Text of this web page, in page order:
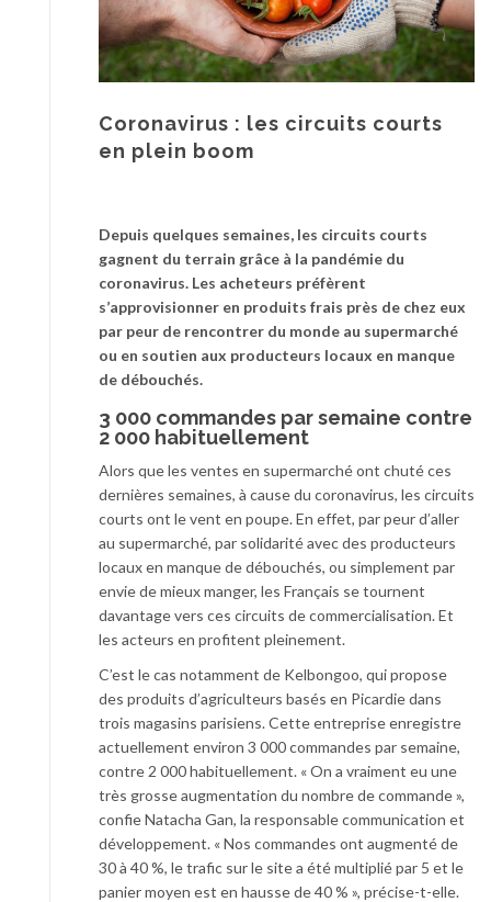
Coronavirus : les circuits courts
en plein boom
Depuis quelques semaines, les circuits courts
gagnent du terrain grâce à la pandémie du
coronavirus. Les acheteurs préfèrent
s’approvisionner en produits frais près de chez eux
par peur de rencontrer du monde au supermarché
ou en soutien aux producteurs locaux en manque
de débouchés.
3 000 commandes par semaine contre
2 000 habituellement
Alors que les ventes en supermarché ont chuté ces
dernières semaines, à cause du coronavirus, les circuits
courts ont le vent en poupe. En effet, par peur d’aller
au supermarché, par solidarité avec des producteurs
locaux en manque de débouchés, ou simplement par
envie de mieux manger, les Français se tournent
davantage vers ces circuits de commercialisation. Et
les acteurs en profitent pleinement.
C’est le cas notamment de Kelbongoo, qui propose
des produits d’agriculteurs basés en Picardie dans
trois magasins parisiens. Cette entreprise enregistre
actuellement environ 3 000 commandes par semaine,
contre 2 000 habituellement. « On a vraiment eu une
très grosse augmentation du nombre de commande »,
confie Natacha Gan, la responsable communication et
développement. « Nos commandes ont augmenté de
30 à 40 %, le trafic sur le site a été multiplié par 5 et le
panier moyen est en hausse de 40 % », précise-t-elle.